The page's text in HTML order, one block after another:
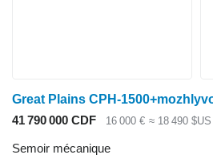
Great Plains CPH-
41 790 000 CDF
16 000 € ≈ 18 490 $US
Semoir mécanique